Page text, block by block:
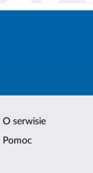
O serwisie
Pomoc